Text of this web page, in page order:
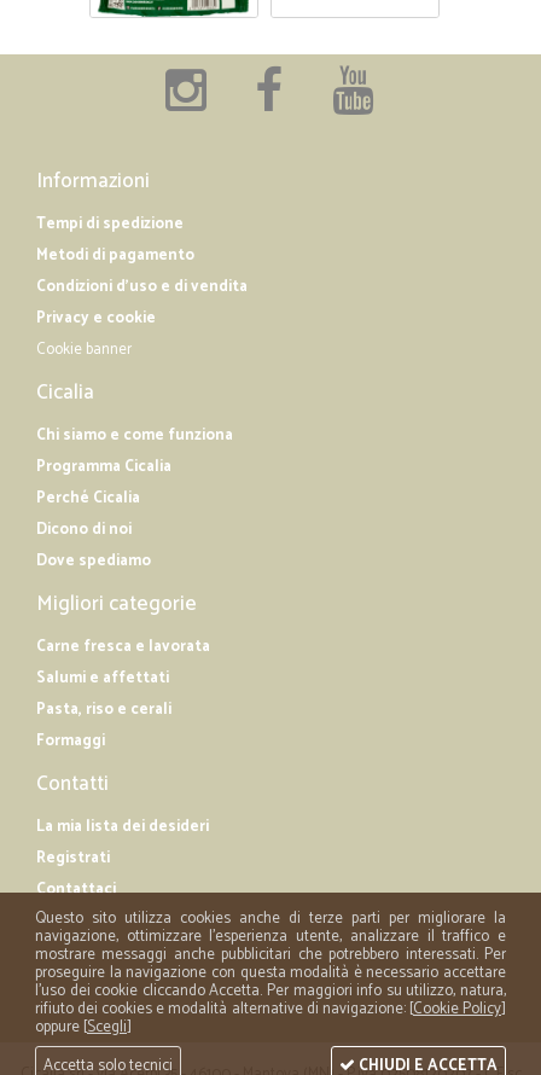
Informazioni
Tempi di spedizione
Metodi di pagamento
Condizioni d'uso e di vendita
Privacy e cookie
Cookie banner
Cicalia
Chi siamo e come funziona
Programma Cicalia
Perché Cicalia
Dicono di noi
Dove spediamo
Migliori categorie
Carne fresca e lavorata
Salumi e affettati
Pasta, riso e cerali
Formaggi
Contatti
La mia lista dei desideri
Registrati
Contattaci
Questo sito utilizza cookies anche di terze parti per migliorare la
navigazione, ottimizzare l'esperienza utente, analizzare il traffico e
mostrare messaggi anche pubblicitari che potrebbero interessati. Per
proseguire la navigazione con questa modalità è necessario accettare
l'uso dei cookie cliccando Accetta. Per maggiori info su utilizzo, natura,
rifiuto dei cookies e modalità alternative di navigazione: [Cookie Policy]
oppure [Scegli]
Accetta solo tecnici
CHIUDI E ACCETTA